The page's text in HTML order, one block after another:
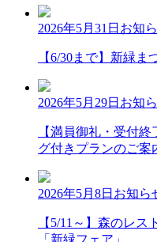
2026年5月31日 お知
【6/30まで】新緑ま
2026年5月29日 お知
【満員御礼・受付
グ付きプランのご案
2026年5月8日 お知ら
【5/11～】森のレ